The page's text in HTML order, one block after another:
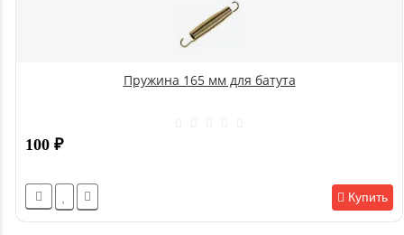
Пружина 165 мм для батута
100 ₽
Купить